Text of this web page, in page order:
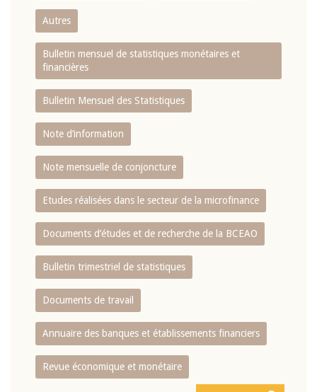
Autres
Bulletin mensuel de statistiques monétaires et
financières
Bulletin Mensuel des Statistiques
Note d’information
Note mensuelle de conjoncture
Etudes réalisées dans le secteur de la microfinance
Documents d’études et de recherche de la BCEAO
Bulletin trimestriel de statistiques
Documents de travail
Annuaire des banques et établissements financiers
Revue économique et monétaire